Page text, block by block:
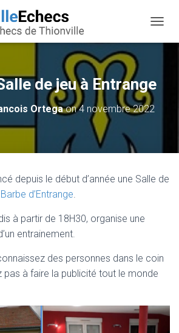
de jeu à Entrange
Ortegaon4 novembre 2022
depuis le début d’année une Salle de
d’Entrange.
à partir de 18H30, organise une
entrainement.
des personnes dans le coin
pas à faire la publicité tout le monde